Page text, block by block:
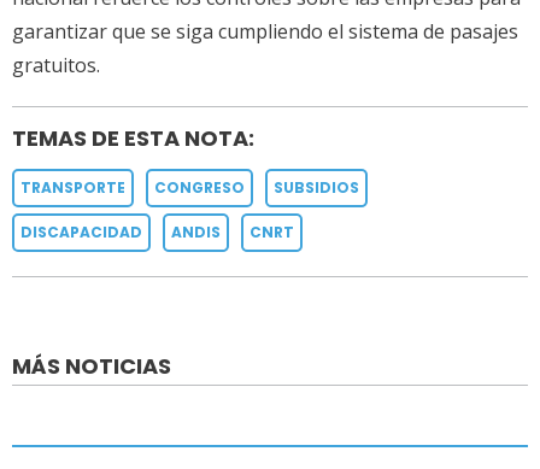
garantizar que se siga cumpliendo el sistema de pasajes
gratuitos.
TEMAS DE ESTA NOTA:
TRANSPORTE CONGRESO SUBSIDIOS
DISCAPACIDAD ANDIS CNRT
MÁS NOTICIAS